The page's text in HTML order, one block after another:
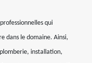
qui
dans le domaine. Ainsi,
installation,